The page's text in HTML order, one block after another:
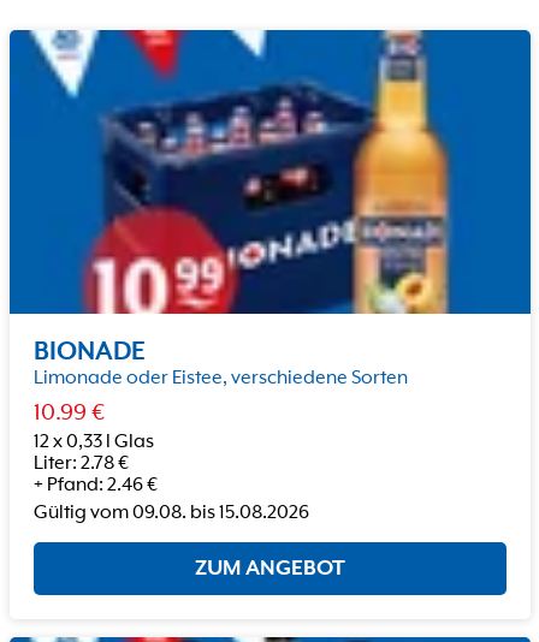
BIONADE
Limonade oder Eistee, verschiedene Sorten
10.99 €
12 x 0,33 l Glas
Liter: 2.78€
+ Pfand: 2.46€
Gültig vom09.08. bis15.08.2026
ZUM ANGEBOT